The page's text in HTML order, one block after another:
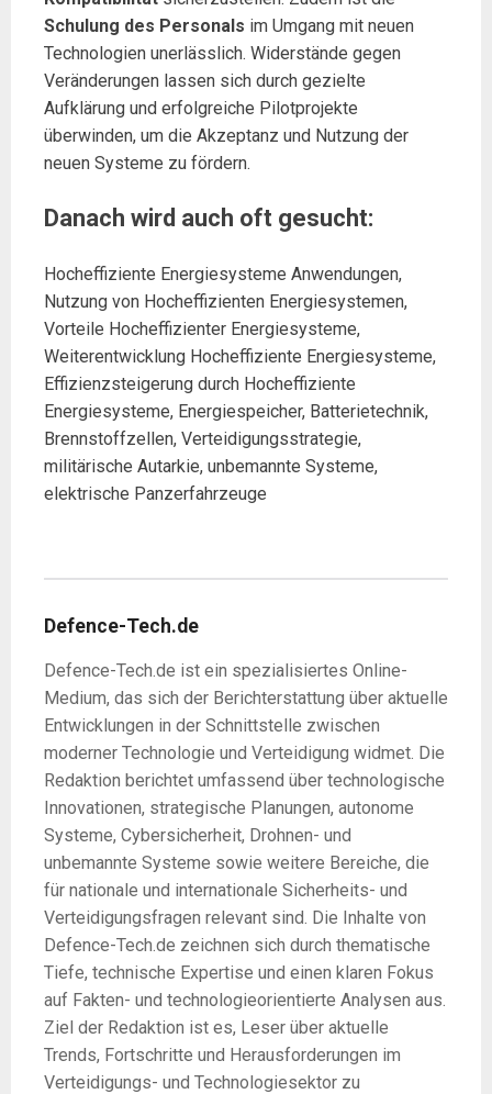
Schulung des Personals im Umgang mit neuen
Technologien unerlässlich. Widerstände gegen
Veränderungen lassen sich durch gezielte
Aufklärung und erfolgreiche Pilotprojekte
überwinden, um die Akzeptanz und Nutzung der
neuen Systeme zu fördern.
Danach wird auch oft gesucht:
Hocheffiziente Energiesysteme Anwendungen,
Nutzung von Hocheffizienten Energiesystemen,
Vorteile Hocheffizienter Energiesysteme,
Weiterentwicklung Hocheffiziente Energiesysteme,
Effizienzsteigerung durch Hocheffiziente
Energiesysteme, Energiespeicher, Batterietechnik,
Brennstoffzellen, Verteidigungsstrategie,
militärische Autarkie, unbemannte Systeme,
elektrische Panzerfahrzeuge
Defence-Tech.de
Defence-Tech.de ist ein spezialisiertes Online-
Medium, das sich der Berichterstattung über aktuelle
Entwicklungen in der Schnittstelle zwischen
moderner Technologie und Verteidigung widmet. Die
Redaktion berichtet umfassend über technologische
Innovationen, strategische Planungen, autonome
Systeme, Cybersicherheit, Drohnen- und
unbemannte Systeme sowie weitere Bereiche, die
für nationale und internationale Sicherheits- und
Verteidigungsfragen relevant sind. Die Inhalte von
Defence-Tech.de zeichnen sich durch thematische
Tiefe, technische Expertise und einen klaren Fokus
auf Fakten- und technologieorientierte Analysen aus.
Ziel der Redaktion ist es, Leser über aktuelle
Trends, Fortschritte und Herausforderungen im
Verteidigungs- und Technologiesektor zu